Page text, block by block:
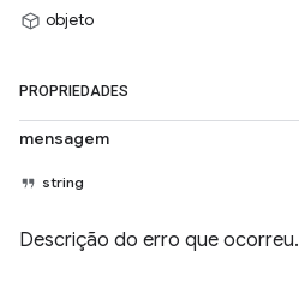
objeto
PROPRIEDADES
mensagem
string
Descrição do erro que ocorreu.